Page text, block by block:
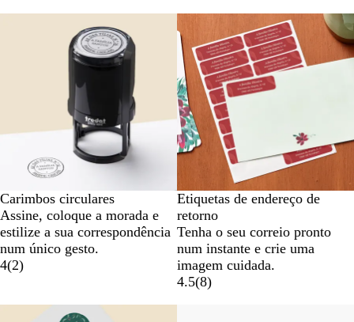
Carimbos circulares
Assine, coloque a morada e
estilize a sua correspondência
num único gesto.
4(2)
Etiquetas de endereço de
retorno
Tenha o seu correio pronto
num instante e crie uma
imagem cuidada.
4.5(8)
Novas opções